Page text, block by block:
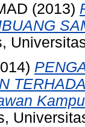
(2013)